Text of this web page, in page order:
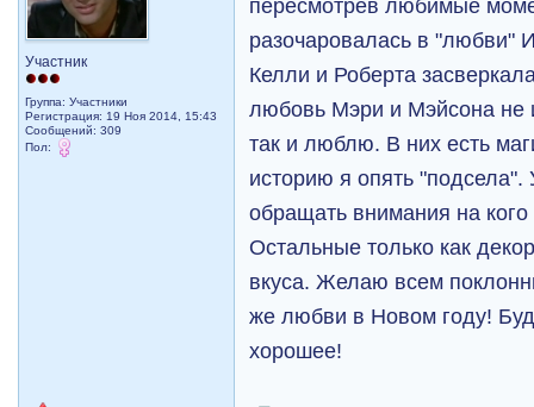
Участник
Группа: Участники
Регистрация: 19 Ноя 2014, 15:43
Сообщений: 309
Пол:
пересмотрев любимые
разочаровалась в "любви"
Келли и Роберта
любовь Мэри и Мэйсона не
так и люблю. В них есть
историю я опять
обращать внимания на
Остальные только как
вкуса. Желаю всем
же любви в Новом году!
хорошее!